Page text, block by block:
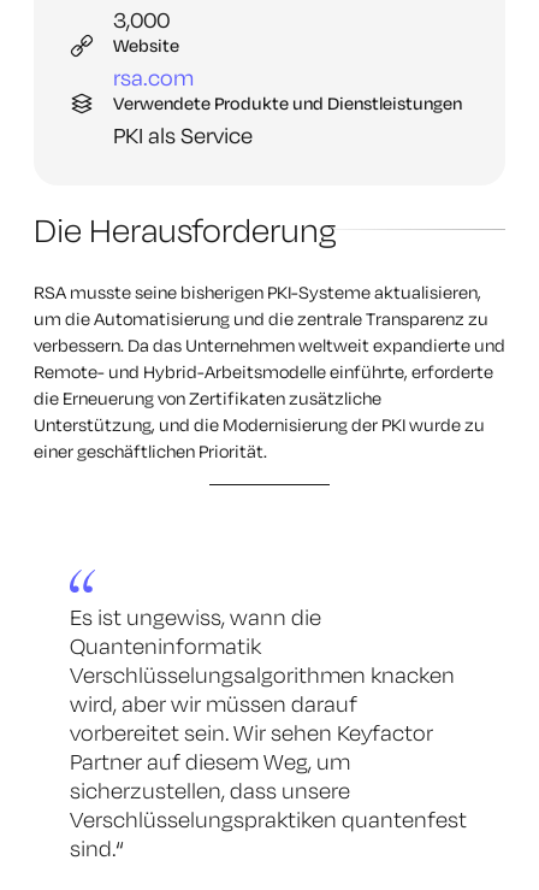
Die Herausforderung
RSA musste seine bisherigen PKI-Systeme aktualisieren,
um die Automatisierung und die zentrale Transparenz zu
verbessern. Da das Unternehmen weltweit expandierte und
Remote- und Hybrid-Arbeitsmodelle einführte, erforderte
die Erneuerung von Zertifikaten zusätzliche
Unterstützung, und die Modernisierung der PKI wurde zu
einer geschäftlichen Priorität.
Es ist ungewiss, wann die
Quanteninformatik
Verschlüsselungsalgorithmen knacken
wird, aber wir müssen darauf
vorbereitet sein. Wir sehen Keyfactor
Partner auf diesem Weg, um
sicherzustellen, dass unsere
Verschlüsselungspraktiken quantenfest
sind.“
3,000
Website
rsa.com
Verwendete Produkte und Dienstleistungen
PKI als Service